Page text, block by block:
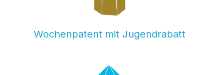
Wochenpatent mit Jugendrabatt